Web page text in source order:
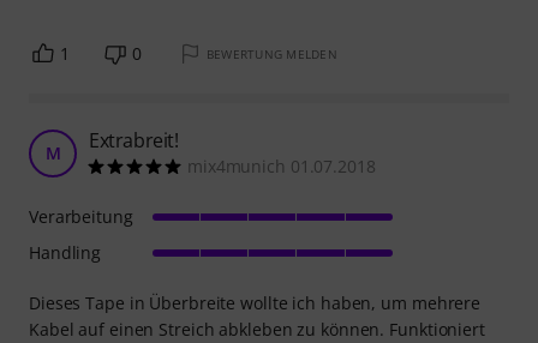
1 0 BEWERTUNG MELDEN
M Extrabreit!
mix4munich 01.07.2018
Dieses Tape in Überbreite wollte ich haben, um mehrere
Kabel auf einen Streich abkleben zu können. Funktioniert
Verarbeitung
Handling